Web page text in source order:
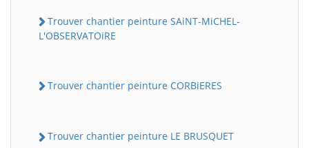
Trouver chantier peinture SAiNT-MiCHEL-
L'OBSERVATOiRE
Trouver chantier peinture CORBiERES
Trouver chantier peinture LE BRUSQUET